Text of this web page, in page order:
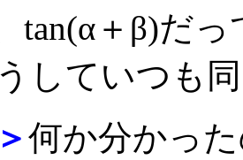
tan(α＋β)だ
していつも
何か分かっ